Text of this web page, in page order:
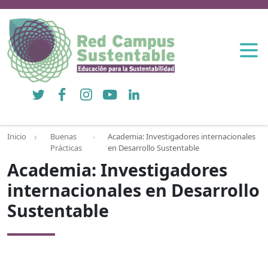
Twitter FacebookInstagramYouTubeLinkedIn
Inicio
Buenas
Prácticas
Academia: Investigadores internacionales
en Desarrollo Sustentable
Academia: Investigadores
internacionales en Desarrollo
Sustentable